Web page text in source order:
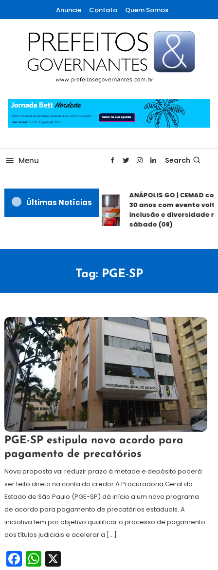
To
Content
Anuncie Contato Quem Somos
Prefeitos & Governantes
Menu Search
Últimas Notícias
ANÁPOLIS GO | CEMAD
30 anos com evento
inclusão e diversidade
sábado (08)
Tag: PGE-SP
6
agosto
de
Redação
PGE-SP estipula novo acordo para
pagamento de precatórios
Nova proposta vai reduzir prazo à metade e depósito poderá
ser feito direto na conta do credor A Procuradoria Geral do
Estado de São Paulo (PGE-SP) dá início a um novo programa
de acordo para pagamento de precatórios estaduais. A
iniciativa tem por objetivo qualificar o processo de pagamento
dos títulos judiciais e acelerar a […]
Facebook
WhatsApp
X